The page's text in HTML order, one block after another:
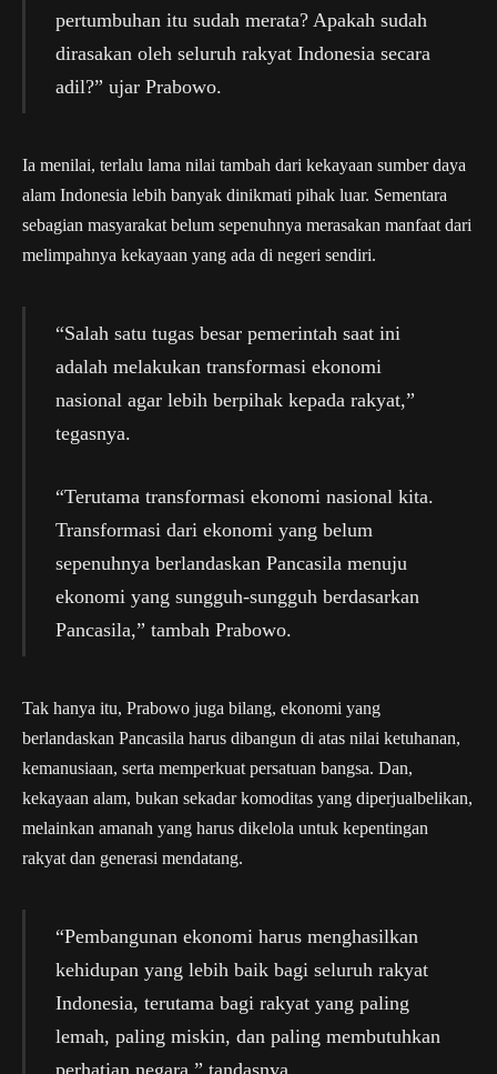
pertumbuhan itu sudah merata? Apakah sudah
dirasakan oleh seluruh rakyat Indonesia secara
adil?” ujar Prabowo.
Ia menilai, terlalu lama nilai tambah dari kekayaan sumber daya
alam Indonesia lebih banyak dinikmati pihak luar. Sementara
sebagian masyarakat belum sepenuhnya merasakan manfaat dari
melimpahnya kekayaan yang ada di negeri sendiri.
“Salah satu tugas besar pemerintah saat ini
adalah melakukan transformasi ekonomi
nasional agar lebih berpihak kepada rakyat,”
tegasnya.
“Terutama transformasi ekonomi nasional kita.
Transformasi dari ekonomi yang belum
sepenuhnya berlandaskan Pancasila menuju
ekonomi yang sungguh-sungguh berdasarkan
Pancasila,” tambah Prabowo.
Tak hanya itu, Prabowo juga bilang, ekonomi yang
berlandaskan Pancasila harus dibangun di atas nilai ketuhanan,
kemanusiaan, serta memperkuat persatuan bangsa. Dan,
kekayaan alam, bukan sekadar komoditas yang diperjualbelikan,
melainkan amanah yang harus dikelola untuk kepentingan
rakyat dan generasi mendatang.
“Pembangunan ekonomi harus menghasilkan
kehidupan yang lebih baik bagi seluruh rakyat
Indonesia, terutama bagi rakyat yang paling
lemah, paling miskin, dan paling membutuhkan
perhatian negara,” tandasnya.